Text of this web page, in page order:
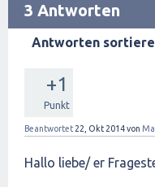
3 Antworten
Antworten
+1
Punkt
Beantwortet 22, Okt 2014von
Hallo liebe/ er